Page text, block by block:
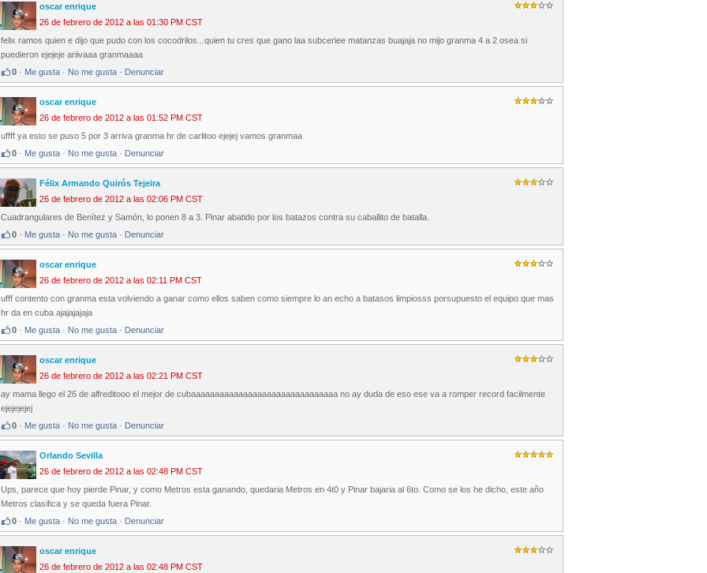
oscar enrique
26 de febrero de 2012 a las 01:30 PM CST
felix ramos quien e dijo que pudo con los cocodrilos...quien tu cres que gano laa subceriee matanzas buajaja no mijo granma 4 a 2 osea si
puedieron ejejeje ariivaaa granmaaaa
0 · Me gusta · No me gusta · Denunciar
oscar enrique
26 de febrero de 2012 a las 01:52 PM CST
uffff ya esto se puso 5 por 3 arriva granma hr de carlitoo ejejej vamos granmaa
0 · Me gusta · No me gusta · Denunciar
Félix Armando Quirós Tejeira
26 de febrero de 2012 a las 02:06 PM CST
Cuadrangulares de Benítez y Samón, lo ponen 8 a 3. Pinar abatido por los batazos contra su caballito de batalla.
0 · Me gusta · No me gusta · Denunciar
oscar enrique
26 de febrero de 2012 a las 02:11 PM CST
ufff contento con granma esta volviendo a ganar como ellos saben como siempre lo an echo a batasos limpiosss porsupuesto el equipo que mas
hr da en cuba ajajajajaja
0 · Me gusta · No me gusta · Denunciar
oscar enrique
26 de febrero de 2012 a las 02:21 PM CST
ay mama llego el 26 de alfreditooo el mejor de cubaaaaaaaaaaaaaaaaaaaaaaaaaaaaaaa no ay duda de eso ese va a romper record facilmente
ejejejejej
0 · Me gusta · No me gusta · Denunciar
Orlando Sevilla
26 de febrero de 2012 a las 02:48 PM CST
Ups, parece que hoy pierde Pinar, y como Metros esta ganando, quedaria Metros en 4t0 y Pinar bajaria al 6to. Como se los he dicho, este año
Metros clasifica y se queda fuera Pinar.
0 · Me gusta · No me gusta · Denunciar
oscar enrique
26 de febrero de 2012 a las 02:48 PM CST